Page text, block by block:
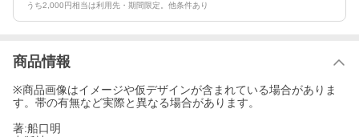
うち2,000円相当は利用先・期間限定。他条件あり
商品情報
※商品画像はイメージや仮デザインが含まれている場合がありま
す。帯の有無など実際と異なる場合があります。
著:船口明